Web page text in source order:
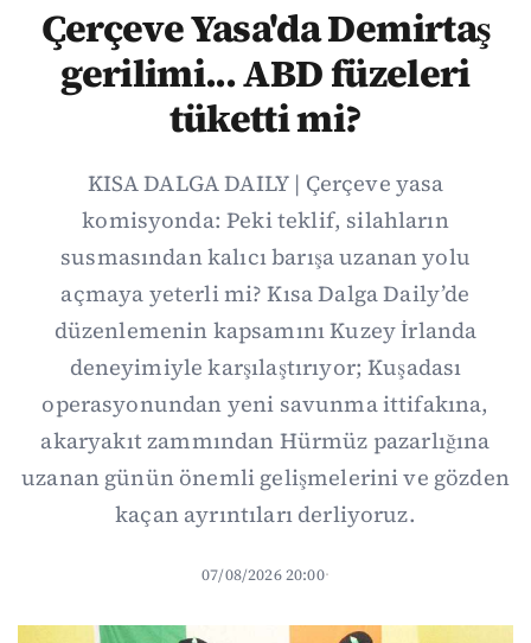
Çerçeve Yasa'da Demirtaş
gerilimi... ABD füzeleri
tüketti mi?
KISA DALGA DAILY | Çerçeve yasa
komisyonda: Peki teklif, silahların
susmasından kalıcı barışa uzanan yolu
açmaya yeterli mi? Kısa Dalga Daily’de
düzenlemenin kapsamını Kuzey İrlanda
deneyimiyle karşılaştırıyor; Kuşadası
operasyonundan yeni savunma ittifakına,
akaryakıt zammından Hürmüz pazarlığına
uzanan günün önemli gelişmelerini ve gözden
kaçan ayrıntıları derliyoruz.
07/08/2026 20:00·